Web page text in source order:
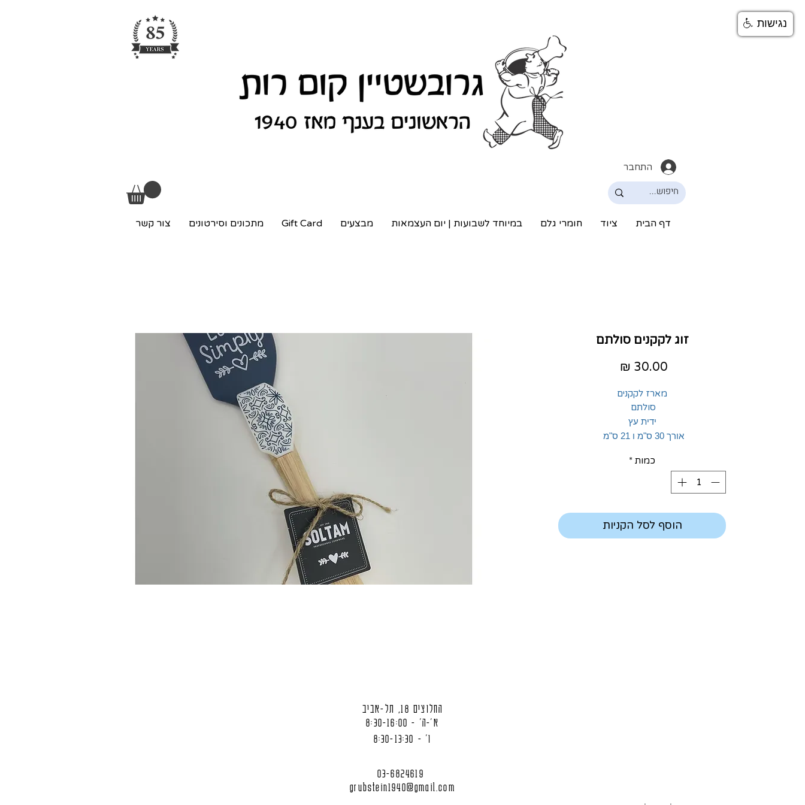
התחבר
דף הבית ציוד חומרי גלם במיוחד לשבועות | יום העצמאות מבצעים Gift Card מתכונים וסירטונים צור קשר
זוג לקקנים סולתם
מארז לקקנים
סולתם
ידית עץ
אורך 30 ס"מ ו 21 ס"מ
כמות *
הוסף לסל הקניות
החלוצים 18, תל-אביב
א'-ה' - 8:30-16:00
ו' - 8:30-13:30
03-6824619
grubstein1940@gmail.com
נגישות